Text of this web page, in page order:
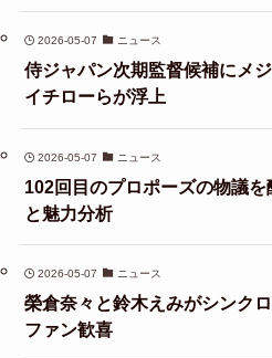
2026-05-07 ニュース
侍ジャパン次期監督候補にメ
イチローらが浮上
2026-05-07 ニュース
102回目のプロポーズの物議
と魅力分析
2026-05-07 ニュース
榮倉奈々と鈴木えみがシンク
ファン歓喜